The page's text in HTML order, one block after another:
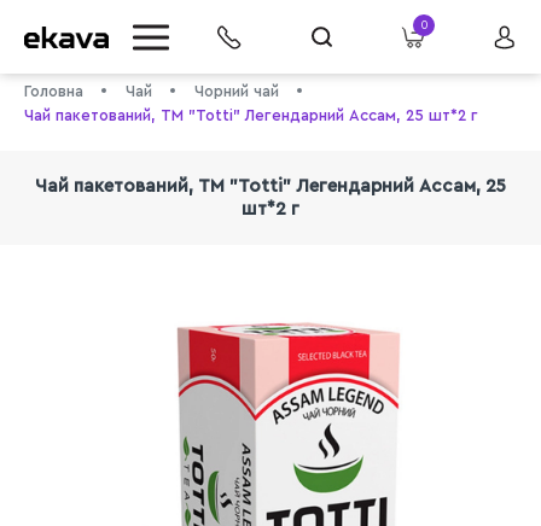
0
Головна Чай
Чорний чай
Чай пакетований, TM "Totti" Легендарний Ассам, 25 шт*2 г
Чай пакетований, TM "Totti" Легендарний Ассам, 25
шт*2 г